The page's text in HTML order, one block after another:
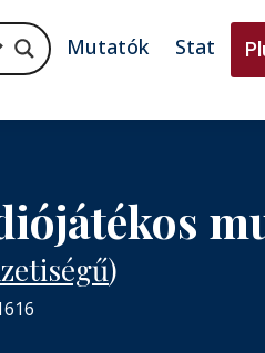
Mutatók Stat
)